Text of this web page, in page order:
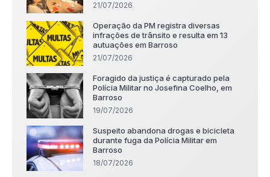
21/07/2026
Operação da PM registra diversas
infrações de trânsito e resulta em 13
autuações em Barroso
21/07/2026
Foragido da justiça é capturado pela
Polícia Militar no Josefina Coelho, em
Barroso
19/07/2026
Suspeito abandona drogas e bicicleta
durante fuga da Polícia Militar em
Barroso
18/07/2026